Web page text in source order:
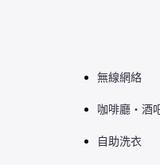
奶，卸妝液，浴鹽
浴馬桶、互聯網接入（Wi-Fi）
無線網絡
咖啡廳・酒
自助洗衣